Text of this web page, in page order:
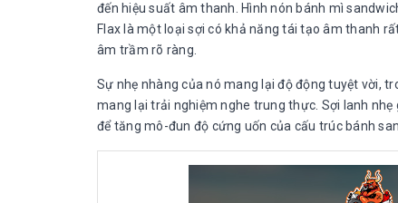
đến hiệu suất âm thanh. Hình nón bánh mì
Flax là một loại sợi có khả năng tái tạo âm thanh
âm trầm rõ ràng.
Sự nhẹ nhàng của nó mang lại độ động tuyệt vời,
mang lại trải nghiệm nghe trung thực. Sợi lanh
để tăng mô-đun độ cứng uốn của cấu trúc bánh